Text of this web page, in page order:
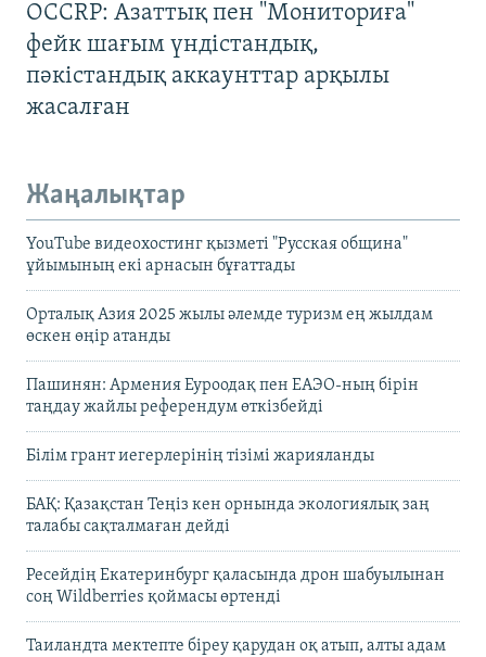
OCCRP: Азаттық пен "Мониториға"
фейк шағым үндістандық,
пәкістандық аккаунттар арқылы
жасалған
Жаңалықтар
YouTube видеохостинг қызметі "Русская община"
ұйымының екі арнасын бұғаттады
Орталық Азия 2025 жылы әлемде туризм ең жылдам
өскен өңір атанды
Пашинян: Армения Еуроодақ пен ЕАЭО-ның бірін
таңдау жайлы референдум өткізбейді
Білім грант иегерлерінің тізімі жарияланды
БАҚ: Қазақстан Теңіз кен орнында экологиялық заң
талабы сақталмаған дейді
Ресейдің Екатеринбург қаласында дрон шабуылынан
соң Wildberries қоймасы өртенді
Таиландта мектепте біреу қарудан оқ атып, алты адам